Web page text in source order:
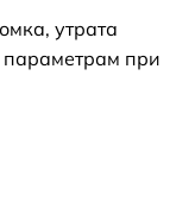
утрата
параметрам при